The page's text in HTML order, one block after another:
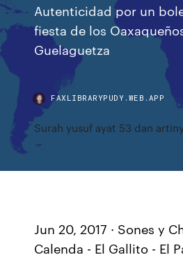
Autenticidad por un
fiesta de los
Guelaguetza
FAXLIBRARYPUDY.WEB.APP
Surah yusuf ayat 53 dan
Jun 20, 2017 · Sones y
Calenda - El Gallito - El